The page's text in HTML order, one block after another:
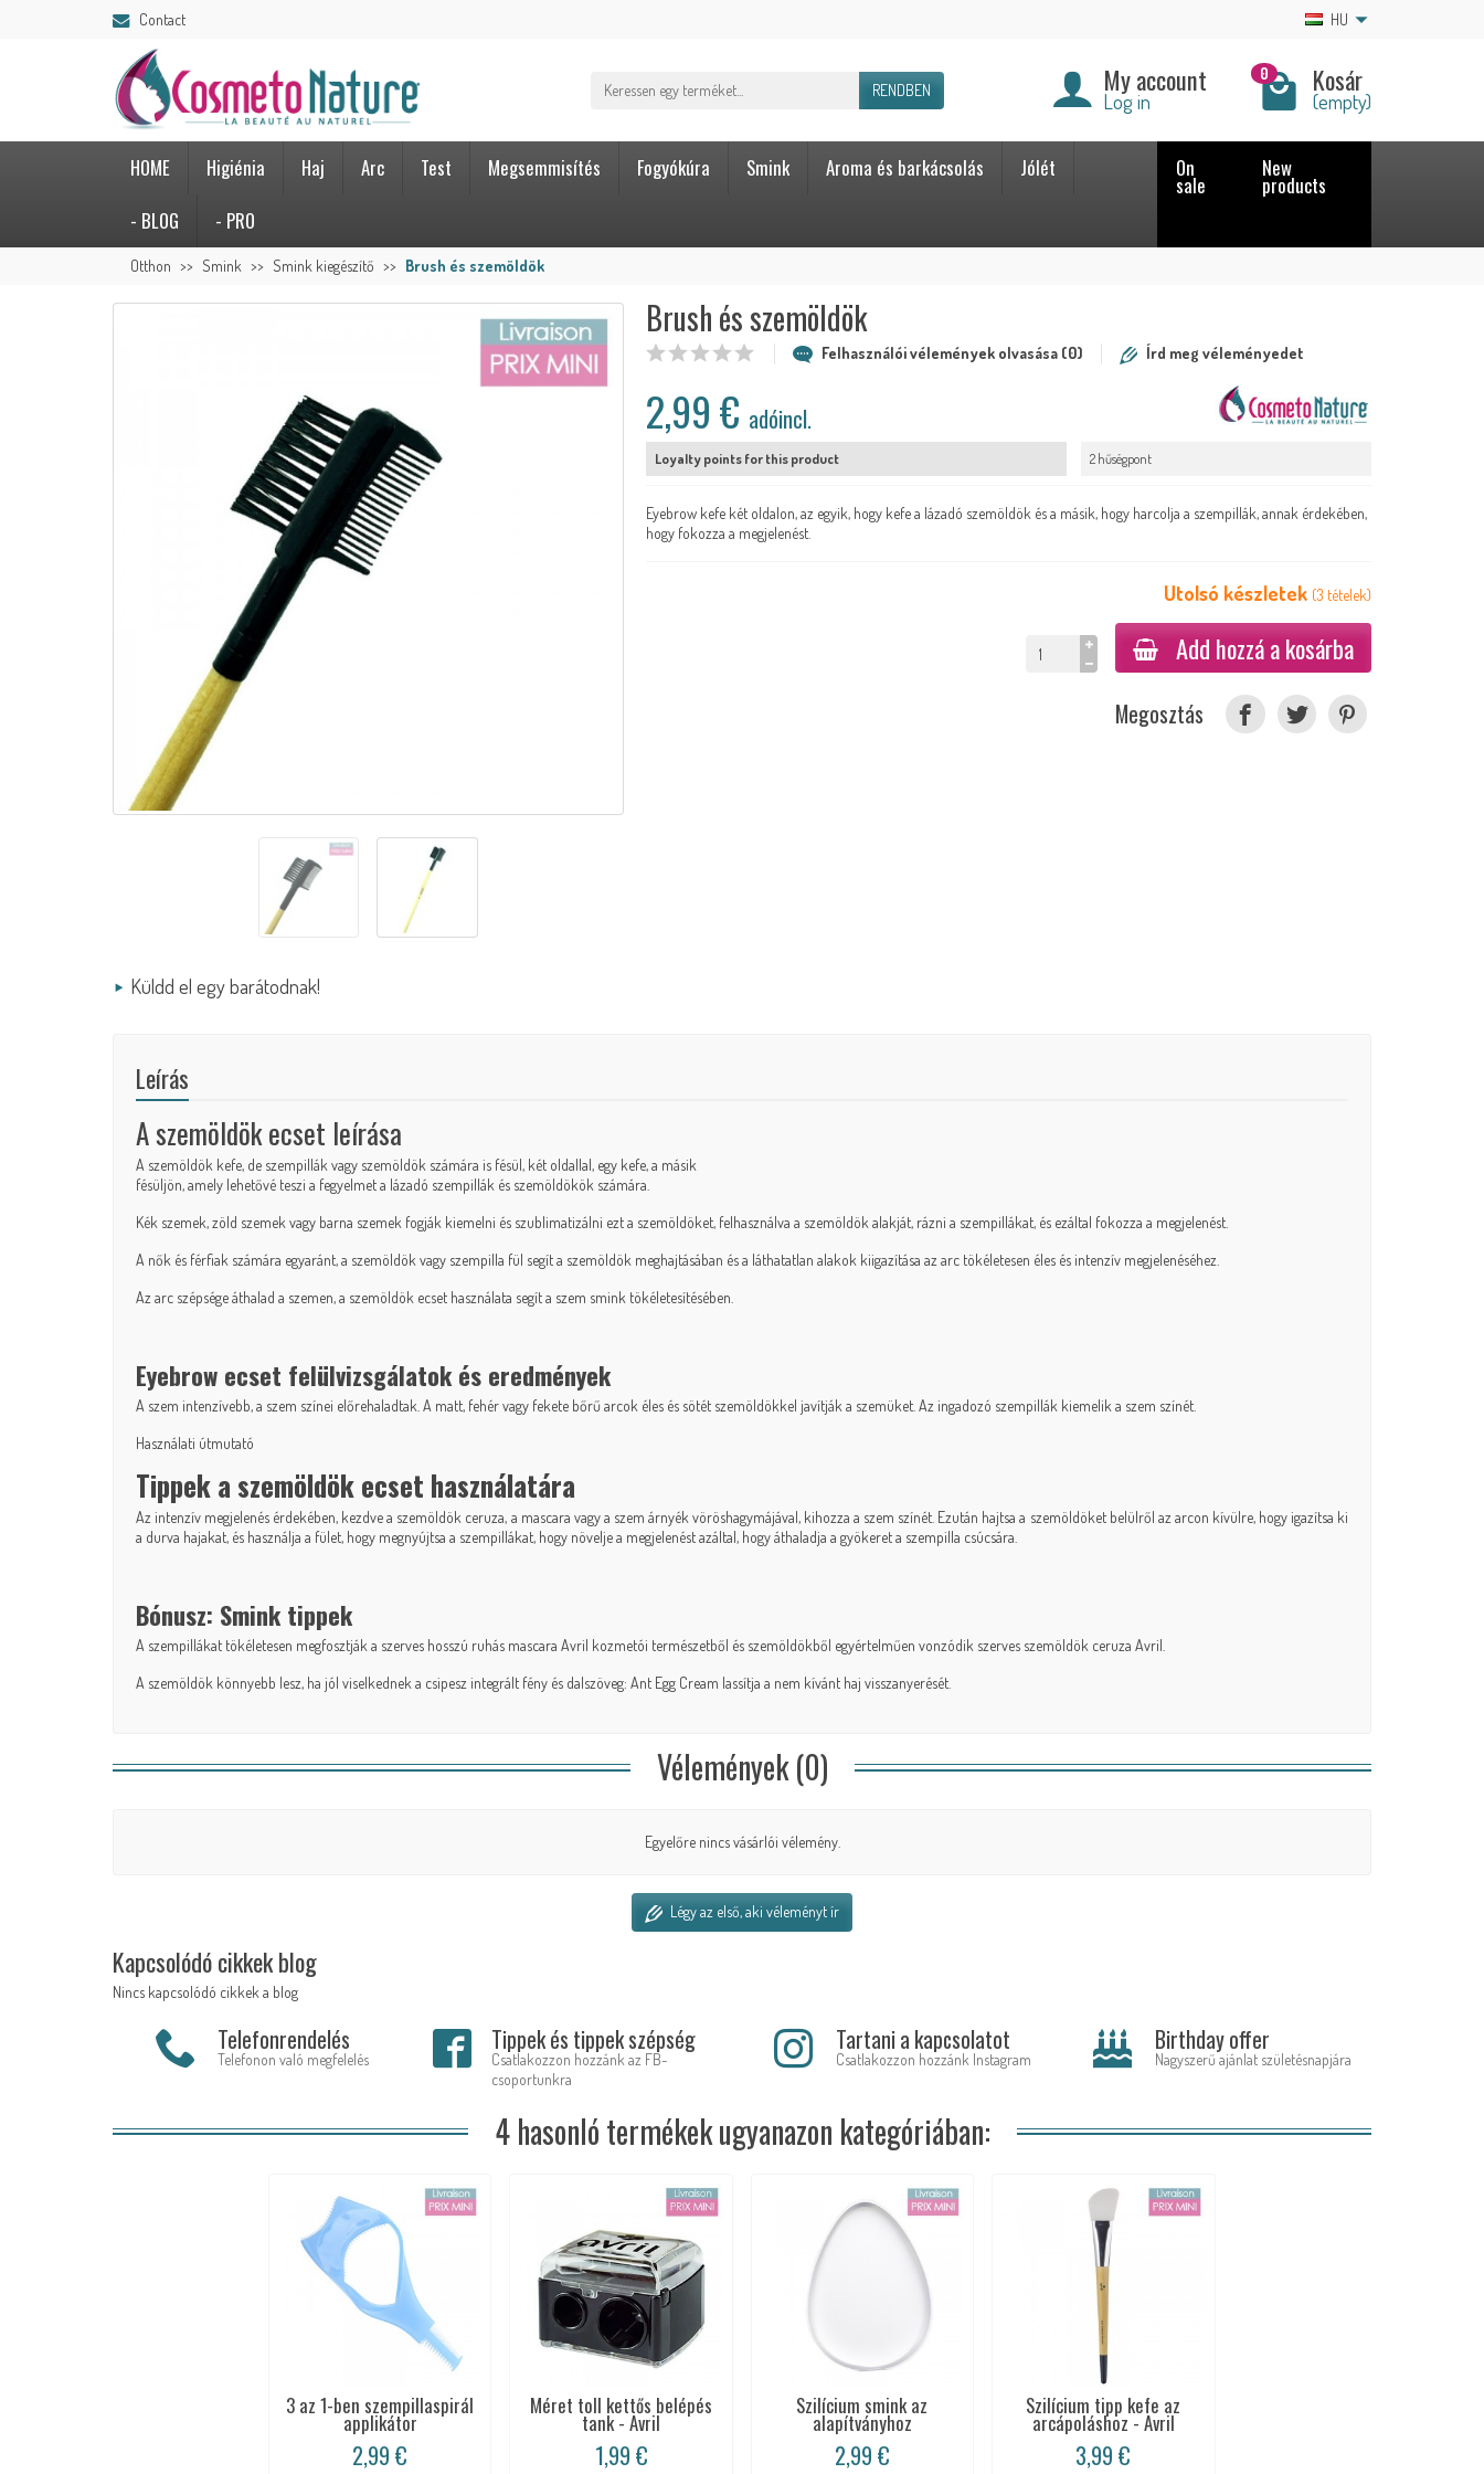
Contact HU
RENDBEN My account
Log in
0 Kosár
(empty)
HOME Higiénia Haj Arc Test Megsemmisítés Fogyókúra Smink Aroma és barkácsolás
Jólét
- BLOG
- PRO
On
sale
New
products
Otthon Smink Smink kiegészítő Brush és szemöldök
Küldd el egy barátodnak!
Brush és szemöldök
Felhasználói vélemények olvasása (0) Írd meg véleményedet
2,99 € adóincl.
Loyalty points for this product 2 hűségpont
Eyebrow kefe két oldalon, az egyik, hogy kefe a lázadó szemöldök és a másik, hogy harcolja a szempillák, annak érdekében,
hogy fokozza a megjelenést.
Utolsó készletek (3 tételek)
Add hozzá a kosárba
Megosztás
Leírás
A szemöldök ecset leírása
A szemöldök kefe, de szempillák vagy szemöldök számára is fésül, két oldallal, egy kefe, a másik
fésüljön, amely lehetővé teszi a fegyelmet a lázadó szempillák és szemöldökök számára.
Kék szemek, zöld szemek vagy barna szemek fogják kiemelni és szublimatizálni ezt a szemöldöket, felhasználva a szemöldök alakját, rázni a szempillákat, és ezáltal fokozza a megjelenést.
A nők és férfiak számára egyaránt, a szemöldök vagy szempilla fül segít a szemöldök meghajtásában és a láthatatlan alakok kiigazítása az arc tökéletesen éles és intenzív megjelenéséhez.
Az arc szépsége áthalad a szemen, a szemöldök ecset használata segít a szem smink tökéletesítésében.
Eyebrow ecset felülvizsgálatok és eredmények
A szem intenzívebb, a szem színei előrehaladtak. A matt, fehér vagy fekete bőrű arcok éles és sötét szemöldökkel javítják a szemüket. Az ingadozó szempillák kiemelik a szem színét.
Használati útmutató
Tippek a szemöldök ecset használatára
Az intenzív megjelenés érdekében, kezdve a szemöldök ceruza, a mascara vagy a szem árnyék vöröshagymájával, kihozza a szem színét. Ezután hajtsa a szemöldöket belülről az arcon kívülre, hogy igazítsa ki
a durva hajakat, és használja a fület, hogy megnyújtsa a szempillákat, hogy növelje a megjelenést azáltal, hogy áthaladja a gyökeret a szempilla csúcsára.
Bónusz: Smink tippek
A szempillákat tökéletesen megfosztják a szerves hosszú ruhás mascara Avril kozmetói természetből és szemöldökből egyértelműen vonzódik szerves szemöldök ceruza Avril
A szemöldök könnyebb lesz, ha jól viselkednek a csipesz integrált fény és dalszöveg: Ant Egg Cream lassítja a nem kívánt haj visszanyerését.
Vélemények (0)
Egyelőre nincs vásárlói vélemény.
Légy az első, aki véleményt ír
Kapcsolódó cikkek blog
Nincs kapcsolódó cikkek a blog
Telefonrendelés
Telefonon való megfelelés
Tippek és tippek szépség
Csatlakozzon hozzánk az FB-
csoportunkra
Tartani a kapcsolatot
Csatlakozzon hozzánk Instagram
Birthday offer
Nagyszerű ajánlat születésnapjára
4 hasonló termékek ugyanazon kategóriában:
3 az 1-ben szempillaspirál
applikátor
2,99 €
Méret toll kettős belépés
tank - Avril
1,99 €
Szilícium smink az
alapítványhoz
2,99 €
Szilícium tipp kefe az
arcápoláshoz - Avril
3,99 €